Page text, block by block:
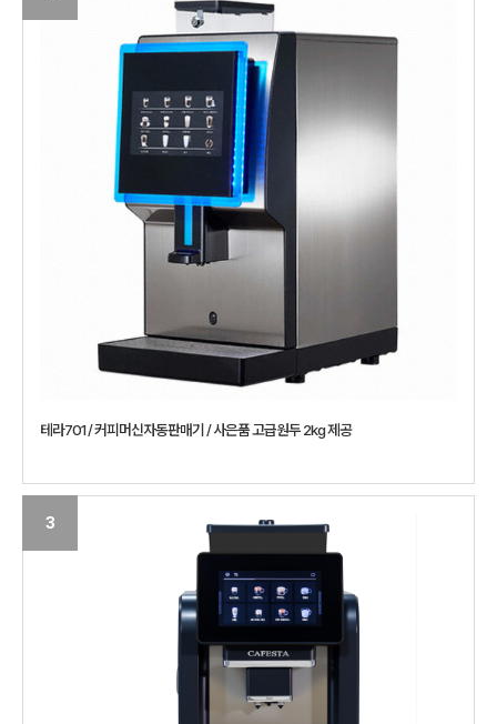
테라701 / 커피머신자동판매기 / 사은품 고급원두 2kg 제공
3